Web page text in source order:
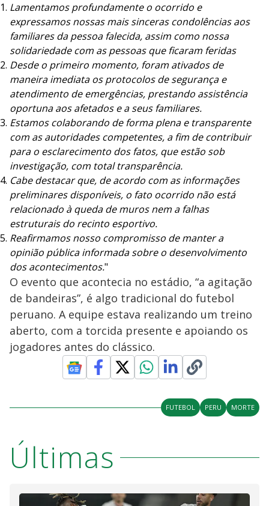
Lamentamos profundamente o ocorrido e
expressamos nossas mais sinceras condolências aos
familiares da pessoa falecida, assim como nossa
solidariedade com as pessoas que ficaram feridas
Desde o primeiro momento, foram ativados de
maneira imediata os protocolos de segurança e
atendimento de emergências, prestando assistência
oportuna aos afetados e a seus familiares.
Estamos colaborando de forma plena e transparente
com as autoridades competentes, a fim de contribuir
para o esclarecimento dos fatos, que estão sob
investigação, com total transparência.
Cabe destacar que, de acordo com as informações
preliminares disponíveis, o fato ocorrido não está
relacionado à queda de muros nem a falhas
estruturais do recinto esportivo.
Reafirmamos nosso compromisso de manter a
opinião pública informada sobre o desenvolvimento
dos acontecimentos."
O evento que acontecia no estádio, “a agitação
de bandeiras”, é algo tradicional do futebol
peruano. A equipe estava realizando um treino
aberto, com a torcida presente e apoiando os
jogadores antes do clássico.
FUTEBOL PERU MORTE
Últimas